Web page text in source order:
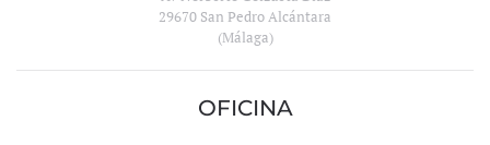
29670 San Pedro Alcántara
(Málaga)
OFICINA